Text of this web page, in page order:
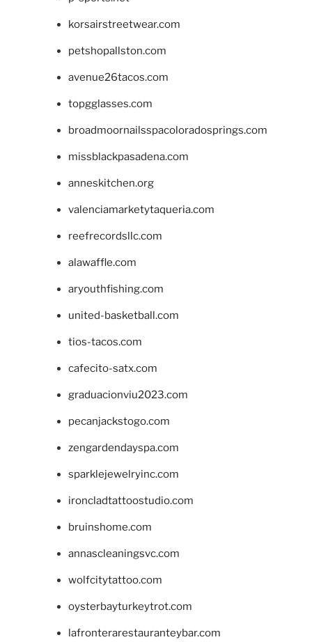
korsairstreetwear.com
petshopallston.com
avenue26tacos.com
topgglasses.com
broadmoornailsspacoloradosprings.com
missblackpasadena.com
anneskitchen.org
valenciamarketytaqueria.com
reefrecordsllc.com
alawaffle.com
aryouthfishing.com
united-basketball.com
tios-tacos.com
cafecito-satx.com
graduacionviu2023.com
pecanjackstogo.com
zengardendayspa.com
sparklejewelryinc.com
ironcladtattoostudio.com
bruinshome.com
annascleaningsvc.com
wolfcitytattoo.com
oysterbayturkeytrot.com
lafronterarestauranteybar.com